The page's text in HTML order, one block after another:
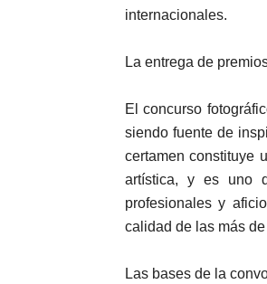
internacionales.
La entrega de
El concurso
siendo fuente de
certamen constituye
artística, y es uno
profesionales y
calidad de las más
Las bases de la